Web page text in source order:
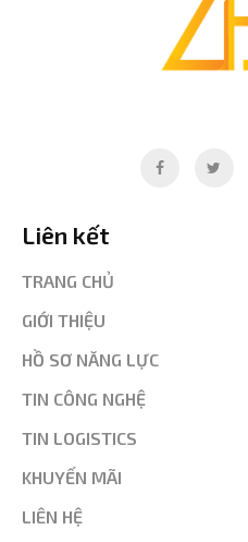
Liên kết
TRANG CHỦ
GIỚI THIỆU
HỒ SƠ NĂNG LỰC
TIN CÔNG NGHỆ
TIN LOGISTICS
KHUYẾN MÃI
LIÊN HỆ